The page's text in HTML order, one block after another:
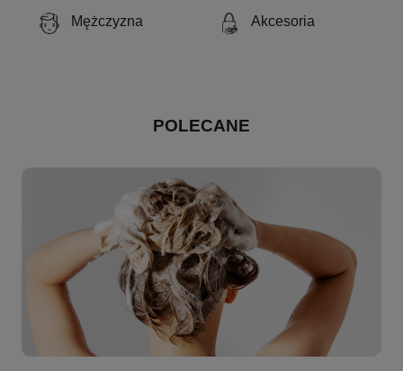
Mężczyzna Akcesoria
POLECANE